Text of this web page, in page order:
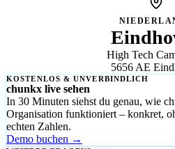
High Tech
5656 AE
KOSTENLOS & UNVERBINDLICH
chunkx live sehen
In 30 Minuten siehst du genau, wie
Organisation funktioniert – konkret,
echten Zahlen.
Demo buchen →